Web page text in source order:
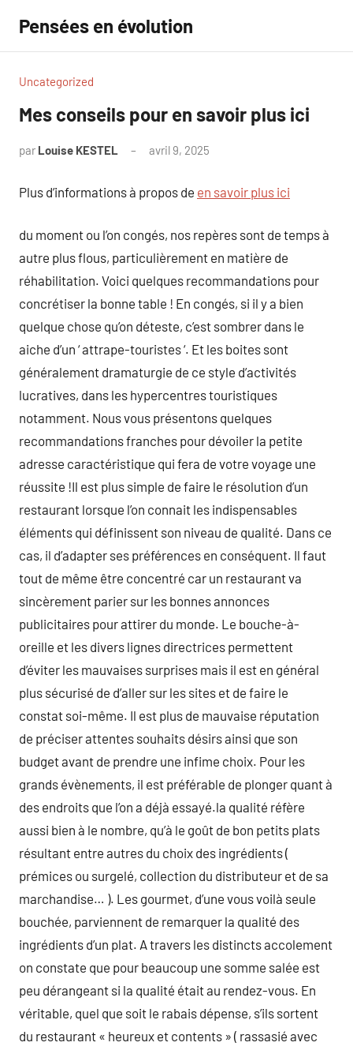
contenu
Pensées en évolution
Uncategorized
Mes conseils pour en savoir plus ici
par Louise KESTEL avril 9, 2025
Plus d’informations à propos de en savoir plus ici
du moment ou l’on congés, nos repères sont de temps à
autre plus flous, particulièrement en matière de
réhabilitation. Voici quelques recommandations pour
concrétiser la bonne table ! En congés, si il y a bien
quelque chose qu’on déteste, c’est sombrer dans le
aiche d’un ‘ attrape-touristes ‘. Et les boites sont
généralement dramaturgie de ce style d’activités
lucratives, dans les hypercentres touristiques
notamment. Nous vous présentons quelques
recommandations franches pour dévoiler la petite
adresse caractéristique qui fera de votre voyage une
réussite !Il est plus simple de faire le résolution d’un
restaurant lorsque l’on connait les indispensables
éléments qui définissent son niveau de qualité. Dans ce
cas, il d’adapter ses préférences en conséquent. Il faut
tout de même être concentré car un restaurant va
sincèrement parier sur les bonnes annonces
publicitaires pour attirer du monde. Le bouche-à-
oreille et les divers lignes directrices permettent
d’éviter les mauvaises surprises mais il est en général
plus sécurisé de d’aller sur les sites et de faire le
constat soi-même. Il est plus de mauvaise réputation
de préciser attentes souhaits désirs ainsi que son
budget avant de prendre une infime choix. Pour les
grands évènements, il est préférable de plonger quant à
des endroits que l’on a déjà essayé.la qualité réfère
aussi bien à le nombre, qu’à le goût de bon petits plats
résultant entre autres du choix des ingrédients (
prémices ou surgelé, collection du distributeur et de sa
marchandise… ). Les gourmet, d’une vous voilà seule
bouchée, parviennent de remarquer la qualité des
ingrédients d’un plat. A travers les distincts accolement
on constate que pour beaucoup une somme salée est
peu dérangeant si la qualité était au rendez-vous. En
véritable, quel que soit le rabais dépense, s’ils sortent
du restaurant « heureux et contents » ( rassasié avec